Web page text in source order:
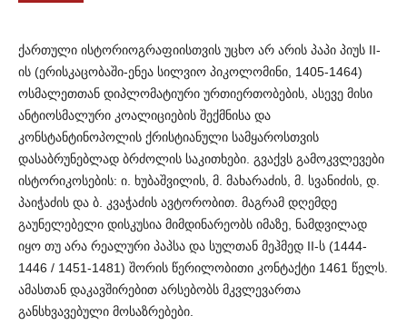
ქართული ისტორიოგრაფიისთვის უცხო არ არის პაპი პიუს II-
ის (ერისკაცობაში-ენეა სილვიო პიკოლომინი, 1405-1464)
ოსმალეთთან დიპლომატიური ურთიერთობების, ასევე მისი
ანტიოსმალური კოალიციების შექმნისა და
კონსტანტინოპოლის ქრისტიანული სამყაროსთვის
დასაბრუნებლად ბრძოლის საკითხები. გვაქვს გამოკვლევები
ისტორიკოსების: ი. ხუბაშვილის, მ. მახარაძის, მ. სვანიძის, დ.
პაიჭაძის და ბ. კვაჭაძის ავტორობით. მაგრამ დღემდე
გაუნელებელი დისკუსია მიმდინარეობს იმაზე, ნამდვილად
იყო თუ არა რეალური პაპსა და სულთან მეჰმედ II-ს (1444-
1446 / 1451-1481) შორის წერილობითი კონტაქტი 1461 წელს.
ამასთან დაკავშირებით არსებობს მკვლევართა
განსხვავებული მოსაზრებები.